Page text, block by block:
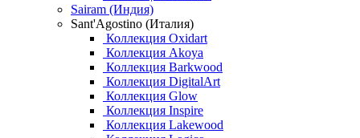
Sairam (Индия)
Sant'Agostino (Италия)
Коллекция Oxidart
Коллекция Akoya
Коллекция Barkwood
Коллекция DigitalArt
Коллекция Glow
Коллекция Inspire
Коллекция Lakewood